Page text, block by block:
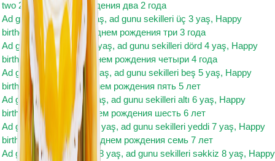
two 2 year, с днем рождения два 2 года
Ad günü şəkilləri üç 3 yaş, ad gunu sekilleri üç 3 yaş, Happy
birthday three 3 year, с днем рождения три 3 года
Ad günü şəkilləri dörd 4 yaş, ad gunu sekilleri dörd 4 yaş, Happy
birthday four 4 year, с днем рождения четыри 4 года
Ad günü şəkilləri beş 5 yaş, ad gunu sekilleri beş 5 yaş, Happy
birthday five 5 year, с днем рождения пять 5 лет
Ad günü şəkilləri altı 6 yaş, ad gunu sekilleri altı 6 yaş, Happy
birthday six 6 year, с днем рождения шесть 6 лет
Ad günü şəkilləri yeddi 7 yaş, ad gunu sekilleri yeddi 7 yaş, Happy
birthday seven 7 year, с днем рождения семь 7 лет
Ad günü şəkilləri səkkiz 8 yaş, ad gunu sekilleri səkkiz 8 yaş, Happy